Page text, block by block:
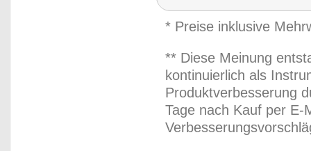
* Preise inklusive
** Diese Meinung
kontinuierlich als
Produktverbesserung
Tage nach Kauf per E-